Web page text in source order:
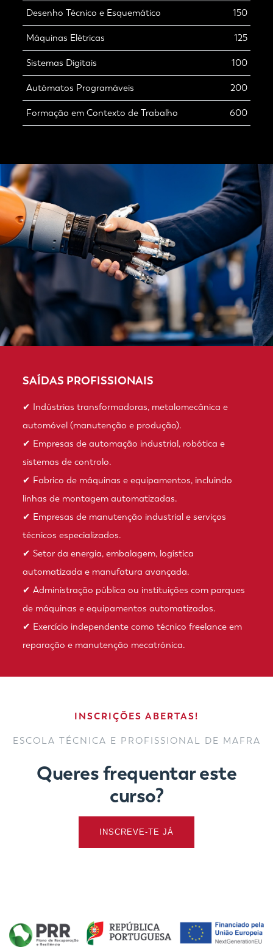
Desenho Técnico e Esquemático 150
Máquinas Elétricas 125
Sistemas Digitais 100
Autómatos Programáveis 200
Formação em Contexto de Trabalho 600
SAÍDAS PROFISSIONAIS
✔ Indústrias transformadoras, metalomecânica e
automóvel (manutenção e produção).
✔ Empresas de automação industrial, robótica e
sistemas de controlo.
✔ Fabrico de máquinas e equipamentos, incluindo
linhas de montagem automatizadas.
✔ Empresas de manutenção industrial e serviços
técnicos especializados.
✔ Setor da energia, embalagem, logística
automatizada e manufatura avançada.
✔ Administração pública ou instituições com parques
de máquinas e equipamentos automatizados.
✔ Exercício independente como técnico freelance em
reparação e manutenção mecatrónica.
INSCRIÇÕES ABERTAS!
ESCOLA TÉCNICA E PROFISSIONAL DE MAFRA
Queres frequentar este
curso?
INSCREVE-TE JÁ